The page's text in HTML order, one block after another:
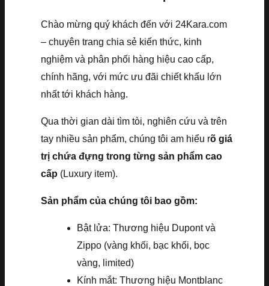
Chào mừng quý khách đến với 24Kara.com
– chuyên trang chia sẻ kiến thức, kinh
nghiệm và phân phối hàng hiệu cao cấp,
chính hãng, với mức ưu đãi chiết khấu lớn
nhất tới khách hàng.
Qua thời gian dài tìm tòi, nghiên cứu và trên
tay nhiều sản phẩm, chúng tôi am hiểu rõ giá
trị chứa đựng trong từng sản phẩm cao
cấp (Luxury item).
Sản phẩm của chúng tôi bao gồm:
Bật lửa: Thương hiệu Dupont và
Zippo (vàng khối, bạc khối, bọc
vàng, limited)
Kính mắt: Thương hiệu Montblanc